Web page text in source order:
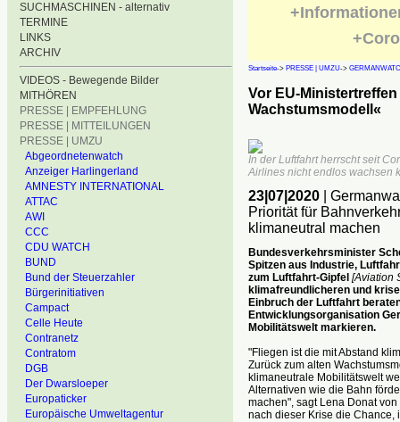
SUCHMASCHINEN - alternativ
TERMINE
LINKS
ARCHIV
VIDEOS - Bewegende Bilder
MITHÖREN
PRESSE | EMPFEHLUNG
PRESSE | MITTEILUNGEN
PRESSE | UMZU
Abgeordnetenwatch
Anzeiger Harlingerland
AMNESTY INTERNATIONAL
ATTAC
AWI
CCC
CDU WATCH
BUND
Bund der Steuerzahler
Bürgerinitiativen
Campact
Celle Heute
Contranetz
Contratom
DGB
Der Dwarsloeper
Europaticker
Europäische Umweltagentur
Startseite-> PRESSE | UMZU->
Vor EU-
Wachstumsmodell«
In der Luftfahrt herrscht seit
Airlines nicht endlos wachsen
23|07|2020|
Priorität für
klimaneutral machen
Bundesverkehrsminister
Spitzen aus Industrie,
zum Luftfahrt-Gipfel [Aviation
klimafreundlicheren und
Einbruch der Luftfahrt
Entwicklungsorganisation
Mobilitätswelt markieren.
"Fliegen ist die mit Abstand
Zurück zum alten
klimaneutrale Mobilitätswelt
Alternativen wie die Bahn
machen", sagt Lena Donat
nach dieser Krise die Chance,